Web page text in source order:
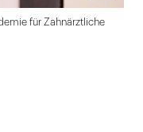
Lightbox
öffnen
für Zahnärztliche